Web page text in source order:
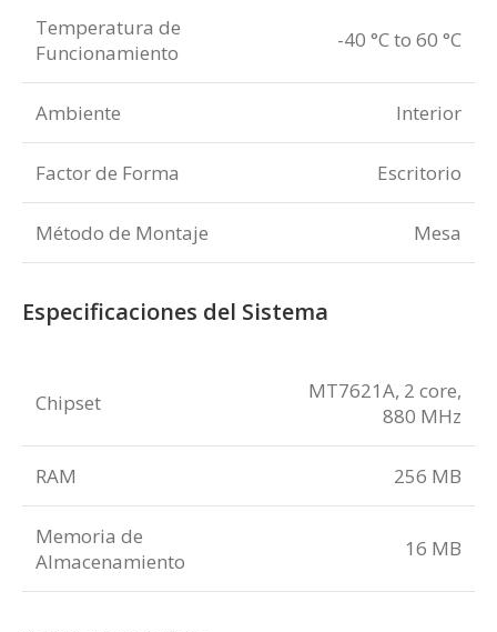
Temperatura de
Funcionamiento
-40 °C to 60 °C
Ambiente Interior
Factor de Forma Escritorio
Método de Montaje Mesa
Especificaciones del Sistema
Chipset
MT7621A, 2 core,
880 MHz
RAM 256 MB
Memoria de
Almacenamiento
16 MB